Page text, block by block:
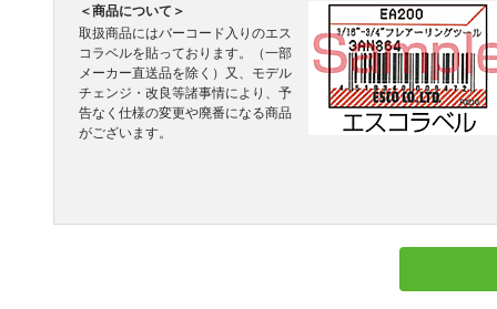
＜商品について＞
取扱商品にはバーコード入りのエス
コラベルを貼っております。（一部
メーカー直送品を除く）又、モデル
チェンジ・改良等諸事情により、予
告なく仕様の変更や廃番になる商品
がございます。